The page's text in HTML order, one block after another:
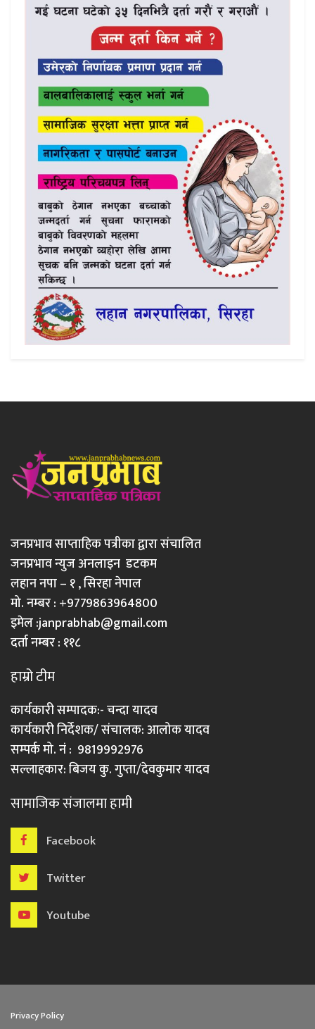
जनप्रभाव साप्ताहिक पत्रीका द्वारा संचालित
जनप्रभाव न्युज अनलाइन डटकम
लहान नपा – १ , सिरहा नेपाल
मो. नम्बर : +9779863964800
इमेल :janprabhab@gmail.com
दर्ता नम्बर : ११८
हाम्रो टीम
कार्यकारी सम्पादक:- चन्दा यादव
कार्यकारी निर्देशक/ संचालक: आलोक यादव
सम्पर्क मो. नं : 9819992976
सल्लाहकार: बिजय कु. गुप्ता/देवकुमार यादव
सामाजिक संजालमा हामी
Facebook
Twitter
Youtube
Privacy Policy